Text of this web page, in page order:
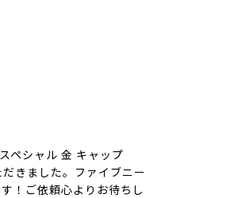
ペシャル 金 キャップ
きました。ファイブニー
！ご依頼心よりお待ちし